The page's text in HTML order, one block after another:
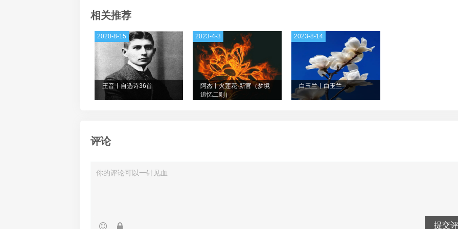
相关推荐
王音丨自选诗36首
2020-8-15
阿杰丨火莲花·新官（梦境
追忆二则）
2023-4-3
白玉兰丨白玉兰
2023-8-14
评论
提交